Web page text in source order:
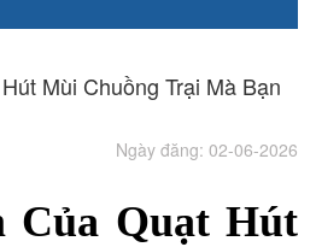
Mùi Chuồng Trại Mà Bạn
Ngày đăng: 02-06-2026
Của Quạt Hút